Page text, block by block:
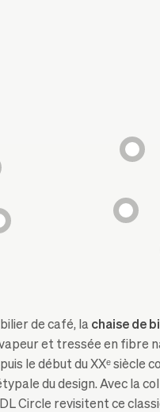
de café, la chaise de
et tressée en fibre
le début du XXᵉ siècle
du design. Avec la
Circle revisitent ce